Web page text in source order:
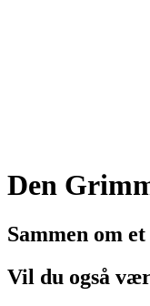
Den
Sammen om
Vil du også